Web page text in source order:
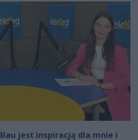
jest inspiracją dla mnie i